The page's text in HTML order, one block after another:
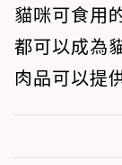
貓咪可食用
都可以成為
肉品可以提